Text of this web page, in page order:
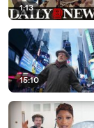
1:13
15:10